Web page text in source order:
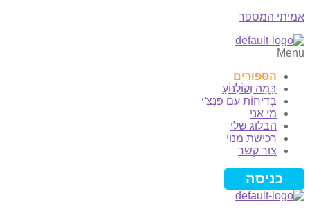
אמיתי המספר
Menu
הַסִּפּוּרִים
בָּמָה וְקוֹלְנוֹעַ
בְּדִיחוֹת עִם פַּנְצִ'י
מי אני
הבלוג שלי
רכישת מנוי
צור קשר
כניסה